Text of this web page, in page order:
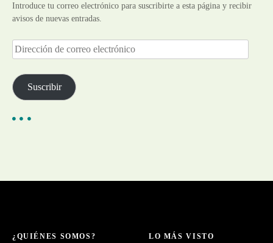
Introduce tu correo electrónico para suscribirte a esta página y recibir
avisos de nuevas entradas.
D
i
e
c
i
e
Suscribir
¿QUIÉNES SOMOS? LO MÁS VISTO